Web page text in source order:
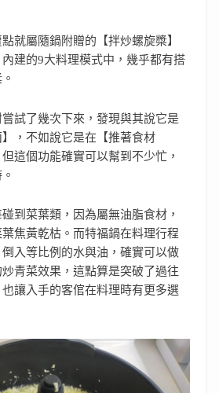
就屬隨鍋附贈的【拌炒螺旋槳】
建的9大料理模式中，幾乎都有搭
試了幾次下來，發現與其說它是
】，不如說它是在【推著食材
這個功能確實可以幫到不少忙，
到菜葉類，因為屬無油脂食材，
焦黃乾枯。而特福鍋在料理行程
倒入等比例的水與油，確實可以做
青菜效果，這點算是突破了過往
讓入手的客倌在料理時有更多選